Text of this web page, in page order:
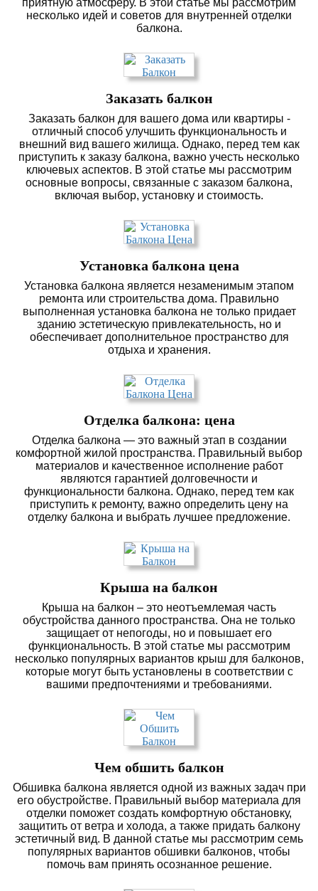
приятную атмосферу. В этой статье мы рассмотрим
несколько идей и советов для внутренней отделки
балкона.
Заказать балкон
Заказать балкон для вашего дома или квартиры -
отличный способ улучшить функциональность и
внешний вид вашего жилища. Однако, перед тем как
приступить к заказу балкона, важно учесть несколько
ключевых аспектов. В этой статье мы рассмотрим
основные вопросы, связанные с заказом балкона,
включая выбор, установку и стоимость.
Установка балкона цена
Установка балкона является незаменимым этапом
ремонта или строительства дома. Правильно
выполненная установка балкона не только придает
зданию эстетическую привлекательность, но и
обеспечивает дополнительное пространство для
отдыха и хранения.
Отделка балкона: цена
Отделка балкона — это важный этап в создании
комфортной жилой пространства. Правильный выбор
материалов и качественное исполнение работ
являются гарантией долговечности и
функциональности балкона. Однако, перед тем как
приступить к ремонту, важно определить цену на
отделку балкона и выбрать лучшее предложение.
Крыша на балкон
Крыша на балкон – это неотъемлемая часть
обустройства данного пространства. Она не только
защищает от непогоды, но и повышает его
функциональность. В этой статье мы рассмотрим
несколько популярных вариантов крыш для балконов,
которые могут быть установлены в соответствии с
вашими предпочтениями и требованиями.
Чем обшить балкон
Обшивка балкона является одной из важных задач при
его обустройстве. Правильный выбор материала для
отделки поможет создать комфортную обстановку,
защитить от ветра и холода, а также придать балкону
эстетичный вид. В данной статье мы рассмотрим семь
популярных вариантов обшивки балконов, чтобы
помочь вам принять осознанное решение.